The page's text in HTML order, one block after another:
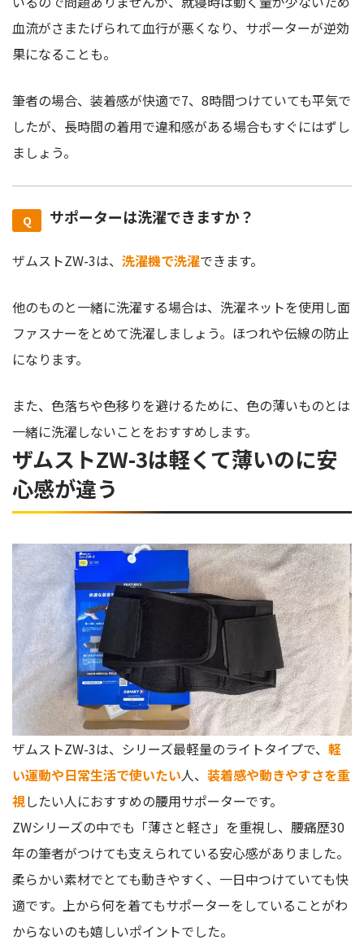
血流がさまたげられて血行が悪くなり、サポーターが逆効
果になることも。
筆者の場合、装着感が快適で7、8時間つけていても平気で
したが、長時間の着用で違和感がある場合もすぐにはずし
ましょう。
サポーターは洗濯できますか？
ザムストZW-3は、 洗濯機で洗濯できます。
他のものと一緒に洗濯する場合は、洗濯ネットを使用し面
ファスナーをとめて洗濯しましょう。ほつれや伝線の防止
になります。
また、色落ちや色移りを避けるために、色の薄いものとは
一緒に洗濯しないことをおすすめします。
ザムストZW-3は軽くて薄いのに安
心感が違う
ザムストZW-3は、シリーズ最軽量のライトタイプで、 軽
い運動や日常生活で使いたい人、 装着感や動きやすさを重
視したい人におすすめの腰用サポーターです。
ZWシリーズの中でも「薄さと軽さ」を重視し、腰痛歴30
年の筆者がつけても支えられている安心感がありました。
柔らかい素材でとても動きやすく、一日中つけていても快
適です。上から何を着てもサポーターをしていることがわ
からないのも嬉しいポイントでした。